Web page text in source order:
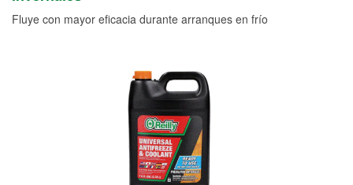
Fluye con mayor eficacia durante arranques en frío